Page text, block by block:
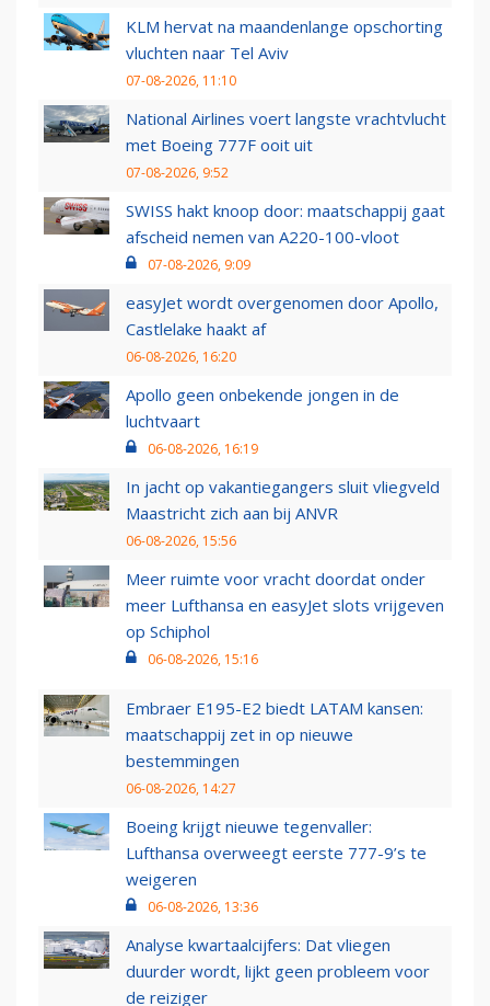
KLM hervat na maandenlange opschorting
vluchten naar Tel Aviv
07-08-2026, 11:10
National Airlines voert langste vrachtvlucht
met Boeing 777F ooit uit
07-08-2026, 9:52
SWISS hakt knoop door: maatschappij gaat
afscheid nemen van A220-100-vloot
07-08-2026, 9:09
easyJet wordt overgenomen door Apollo,
Castlelake haakt af
06-08-2026, 16:20
Apollo geen onbekende jongen in de
luchtvaart
06-08-2026, 16:19
In jacht op vakantiegangers sluit vliegveld
Maastricht zich aan bij ANVR
06-08-2026, 15:56
Meer ruimte voor vracht doordat onder
meer Lufthansa en easyJet slots vrijgeven
op Schiphol
06-08-2026, 15:16
Embraer E195-E2 biedt LATAM kansen:
maatschappij zet in op nieuwe
bestemmingen
06-08-2026, 14:27
Boeing krijgt nieuwe tegenvaller:
Lufthansa overweegt eerste 777-9’s te
weigeren
06-08-2026, 13:36
Analyse kwartaalcijfers: Dat vliegen
duurder wordt, lijkt geen probleem voor
de reiziger